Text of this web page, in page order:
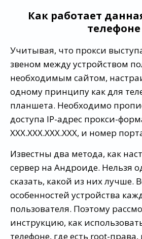
Как работает
телефоне
Учитывая, что прокси
звеном между устройством
необходимым сайтом,
одному принципу как для
планшета. Необходимо
доступа IP-адрес прокси-
ХХХ.ХХХ.ХХХ.ХХХ, и номер
Известны два метода, как
сервер на Андроиде. Нельзя
сказать, какой из них лучше.
особенностей устройства
пользователя. Поэтому
инструкцию, как
телефоне, где есть root-